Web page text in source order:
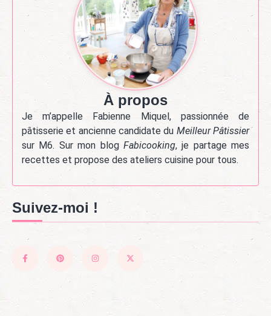
À propos
Je m’appelle Fabienne Miquel, passionnée de
pâtisserie et ancienne candidate du Meilleur Pâtissier
sur M6. Sur mon blog Fabicooking, je partage mes
recettes et propose des ateliers cuisine pour tous.
Suivez-moi !